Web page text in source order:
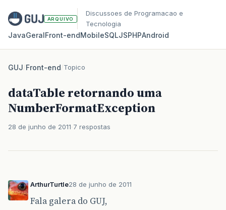
ARQUIVO
Discussoes de Programacao e
Tecnologia
JavaGeralFront‑endMobileSQLJSPHPAndroid
GUJ/Front-end/Topico
dataTable retornando uma
NumberFormatException
28 de junho de 2011 7 respostas
ArthurTurtle28 de junho de 2011
Fala galera do GUJ,